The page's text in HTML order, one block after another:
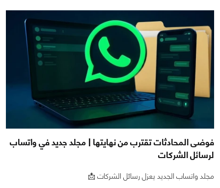
فوضى المحادثات تقترب من نهايتها | مجلد جديد في واتساب
لرسائل الشركات
مجلد واتساب الجديد يعزل رسائل الشركات 📩